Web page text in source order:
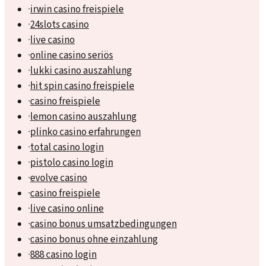
·irwin casino freispiele
·24slots casino
·live casino
·online casino seriös
·lukki casino auszahlung
·hit spin casino freispiele
·casino freispiele
·lemon casino auszahlung
·plinko casino erfahrungen
·total casino login
·pistolo casino login
·evolve casino
·casino freispiele
·live casino online
·casino bonus umsatzbedingungen
·casino bonus ohne einzahlung
·888 casino login